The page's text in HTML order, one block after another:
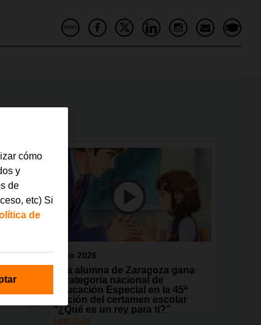
NEWS
junio 2026
Una alumna de Zaragoza gana
la categoría nacional de
Educación Especial en la 45ª
edición del certamen escolar
“¿Qué es un rey para ti?”
Leer más
cómo
y
de
etc) Si
de